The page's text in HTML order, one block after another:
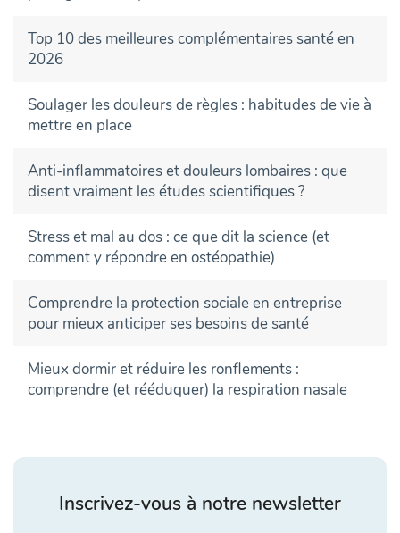
Top 10 des meilleures complémentaires santé en
2026
Soulager les douleurs de règles : habitudes de vie à
mettre en place
Anti-inflammatoires et douleurs lombaires : que
disent vraiment les études scientifiques ?
Stress et mal au dos : ce que dit la science (et
comment y répondre en ostéopathie)
Comprendre la protection sociale en entreprise
pour mieux anticiper ses besoins de santé
Mieux dormir et réduire les ronflements :
comprendre (et rééduquer) la respiration nasale
Inscrivez-vous à notre newsletter